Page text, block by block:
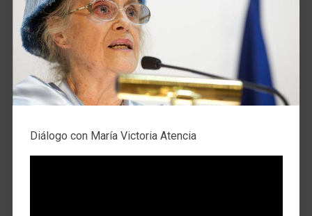
Diálogo con María Victoria Atencia